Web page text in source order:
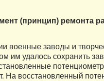
(принцип) ремонта
военные заводы и
им удалось сохранить
На восстановленный